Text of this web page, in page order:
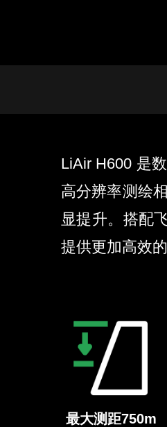
LiAir H600 是
高分辨率测绘
显提升。搭配
提供更加高效
最大测距750m